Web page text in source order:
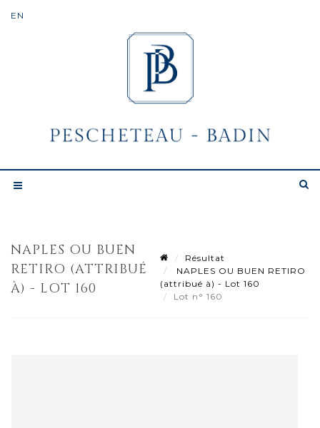
NAPLES OU BUEN
RETIRO (ATTRIBUÉ
À) - LOT 160
Résultat
NAPLES OU BUEN RETIRO
(attribué à) - Lot 160
Lot n° 160